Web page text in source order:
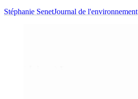
Stéphanie SenetJournal de l'environnement